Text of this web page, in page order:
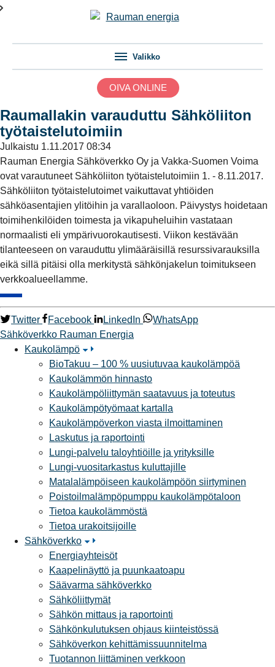
Valikko
OIVA ONLINE
Raumallakin varauduttu Sähköliiton
työtaistelutoimiin
Julkaistu 1.11.2017 08:34
Rauman Energia Sähköverkko Oy ja Vakka-Suomen Voima
ovat varautuneet Sähköliiton työtaistelutoimiin 1. - 8.11.2017.
Sähköliiton työtaistelutoimet vaikuttavat yhtiöiden
sähköasentajien ylitöihin ja varallaoloon. Päivystys hoidetaan
toimihenkilöiden toimesta ja vikapuheluihin vastataan
normaalisti eli ympärivuorokautisesti. Viikon kestävään
tilanteeseen on varauduttu ylimääräisillä resurssivarauksilla
eikä sillä pitäisi olla merkitystä sähkönjakelun toimitukseen
verkkoalueellamme.
Twitter Facebook LinkedIn
WhatsApp
Sähköverkko Rauman Energia
Kaukolämpö
BioTakuu – 100 % uusiutuvaa kaukolämpöä
Kaukolämmön hinnasto
Kaukolämpöliittymän saatavuus ja toteutus
Kaukolämpötyömaat kartalla
Kaukolämpöverkon viasta ilmoittaminen
Laskutus ja raportointi
Lungi-palvelu taloyhtiöille ja yrityksille
Lungi-vuositarkastus kuluttajille
Matalalämpöiseen kaukolämpöön siirtyminen
Poistoilmalämpöpumppu kaukolämpötaloon
Tietoa kaukolämmöstä
Tietoa urakoitsijoille
Sähköverkko
Energiayhteisöt
Kaapelinäyttö ja puunkaatoapu
Säävarma sähköverkko
Sähköliittymät
Sähkön mittaus ja raportointi
Sähkönkulutuksen ohjaus kiinteistössä
Sähköverkon kehittämissuunnitelma
Tuotannon liittäminen verkkoon